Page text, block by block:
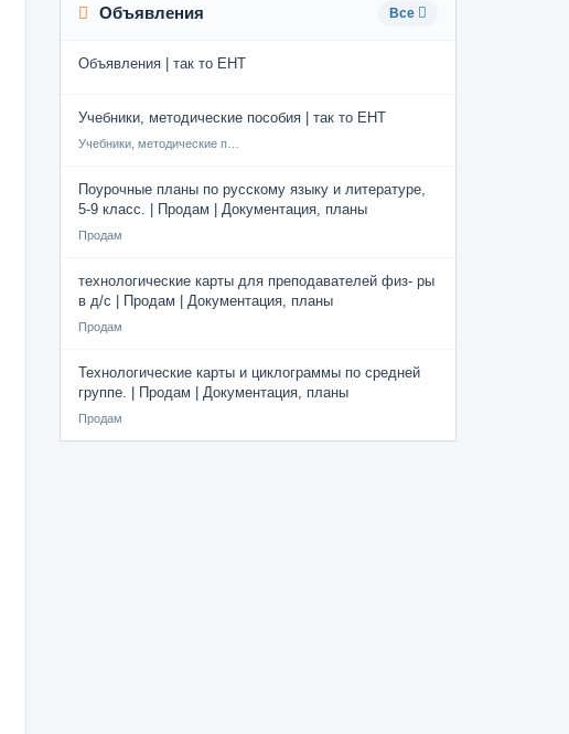
Объявления Все
Объявления | так то ЕНТ
Учебники, методические пособия | так то ЕНТ
Поурочные планы по русскому языку и литературе,
5-9 класс. | Продам | Документация, планы
Продам
технологические карты для преподавателей физ- ры
в д/с | Продам | Документация, планы
Продам
Технологические карты и циклограммы по средней
группе. | Продам | Документация, планы
Продам